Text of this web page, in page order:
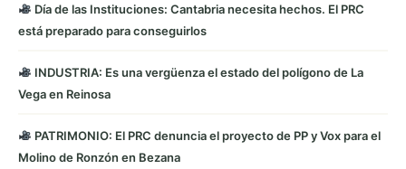
Día de las Instituciones: Cantabria necesita hechos. El PRC
está preparado para conseguirlos
INDUSTRIA: Es una vergüenza el estado del polígono de La
Vega en Reinosa
PATRIMONIO: El PRC denuncia el proyecto de PP y Vox para el
Molino de Ronzón en Bezana